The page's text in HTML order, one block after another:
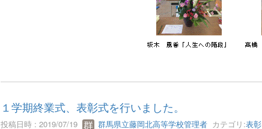
１学期終業式、表彰式を行いました。
投稿日時 : 2019/07/19 群馬県立藤岡北高等学校管理者カテゴリ:表彰